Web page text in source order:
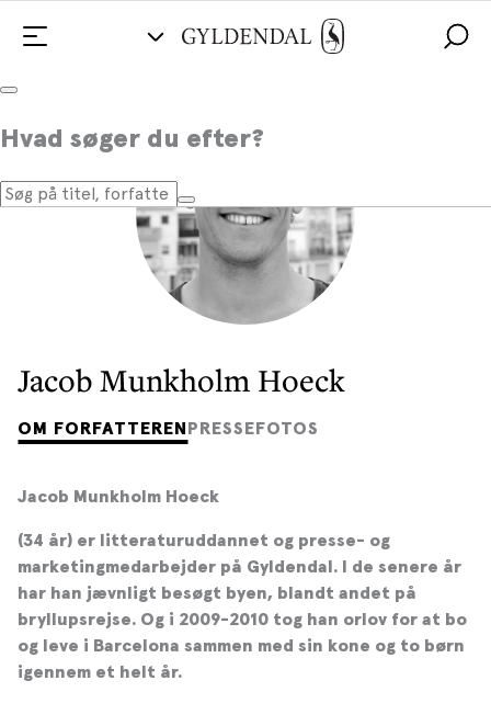
Hvad søger du efter?
Jacob Munkholm Hoeck
OM FORFATTERENPRESSEFOTOS
Jacob Munkholm Hoeck
(34 år) er litteraturuddannet og presse- og
marketingmedarbejder på Gyldendal. I de senere år
har han jævnligt besøgt byen, blandt andet på
bryllupsrejse. Og i 2009-2010 tog han orlov for at bo
og leve i Barcelona sammen med sin kone og to børn
igennem et helt år.